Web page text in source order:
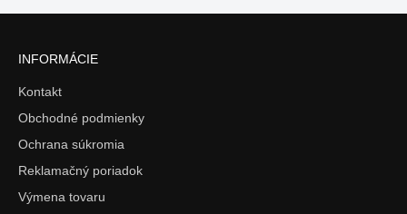
INFORMÁCIE
Kontakt
Obchodné podmienky
Ochrana súkromia
Reklamačný poriadok
Výmena tovaru